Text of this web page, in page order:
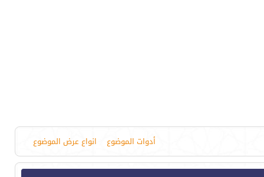
أدوات الموضوع انواع عرض الموضوع